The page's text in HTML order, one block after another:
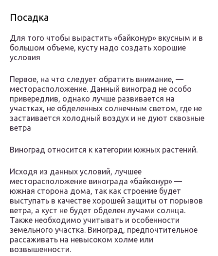
Посадка
Для того чтобы вырастить «байконур» вкусным и в
большом объеме, кусту надо создать хорошие
условия
Первое, на что следует обратить внимание, —
месторасположение. Данный виноград не особо
привередлив, однако лучше развивается на
участках, не обделенных солнечным светом, где не
застаивается холодный воздух и не дуют сквозные
ветра
Виноград относится к категории южных растений.
Исходя из данных условий, лучшее
месторасположение винограда «байконур» —
южная сторона дома, так как строение будет
выступать в качестве хорошей защиты от порывов
ветра, а куст не будет обделен лучами солнца.
Также необходимо учитывать и особенности
земельного участка. Виноград, предпочтительное
рассаживать на невысоком холме или
возвышенности.